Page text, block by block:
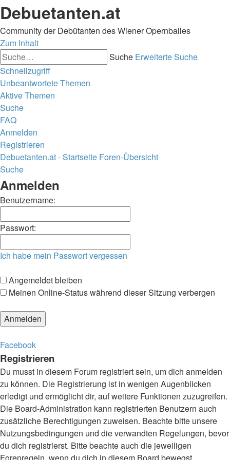
Debuetanten.at
Community der Debütanten des Wiener Opernballes
Zum Inhalt
Suche Erweiterte Suche
Schnellzugriff
Unbeantwortete Themen
Aktive Themen
Suche
FAQ
Anmelden
Registrieren
Debuetanten.at - Startseite Foren-Übersicht
Suche
Anmelden
Benutzername:
Passwort:
Ich habe mein Passwort vergessen
Angemeldet bleiben
Meinen Online-Status während dieser Sitzung verbergen
Facebook
Registrieren
Du musst in diesem Forum registriert sein, um dich anmelden
zu können. Die Registrierung ist in wenigen Augenblicken
erledigt und ermöglicht dir, auf weitere Funktionen zuzugreifen.
Die Board-Administration kann registrierten Benutzern auch
zusätzliche Berechtigungen zuweisen. Beachte bitte unsere
Nutzungsbedingungen und die verwandten Regelungen, bevor
du dich registrierst. Bitte beachte auch die jeweiligen